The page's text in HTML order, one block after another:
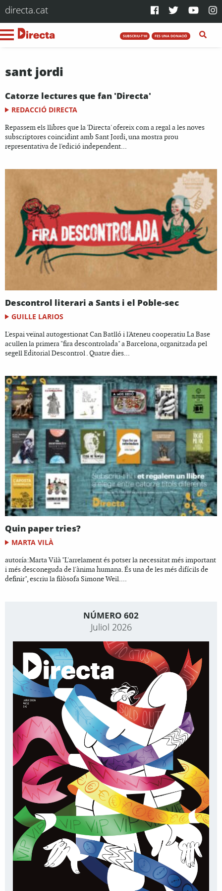
directa.cat
SUBSCRIU-T'HI FES UNA DONACIÓ
sant jordi
Catorze lectures que fan 'Directa'
REDACCIÓ DIRECTA
Repassem els llibres que la 'Directa' ofereix com a regal a les noves
subscriptores coincidint amb Sant Jordi, una mostra prou
representativa de l'edició independent...
Descontrol literari a Sants i el Poble-sec
GUILLE LARIOS
L'espai veïnal autogestionat Can Batlló i l'Ateneu cooperatiu La Base
acullen la primera "fira descontrolada" a Barcelona, organitzada pel
segell Editorial Descontrol . Quatre dies...
Quin paper tries?
MARTA VILÀ
autoría:Marta Vilà "L'arrelament és potser la necessitat més important
i més desconeguda de l'ànima humana. És una de les més difícils de
definir", escriu la filòsofa Simone Weil....
NÚMERO 602
Juliol 2026